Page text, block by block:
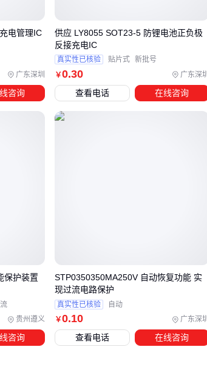
查：这些参数偏差可能让保护失效
称24V的系统，实际空载电压可能达28V，要
成多重保护功能。记住：好的电路设计既要防
不影响正常工况。
广东深圳
电管理IC
咨询
￥0.30 广东深
供应 LY8055 SOT23-5 防锂电池正负极
反接充电IC
真实性已核验 贴片式 新批号
查看电话 在线咨询
贵州遵义
保护装置
咨询
￥0.10 广东深
STP0350350MA250V 自动恢复功能 实
现过流电路保护
真实性已核验 自动
查看电话 在线咨询